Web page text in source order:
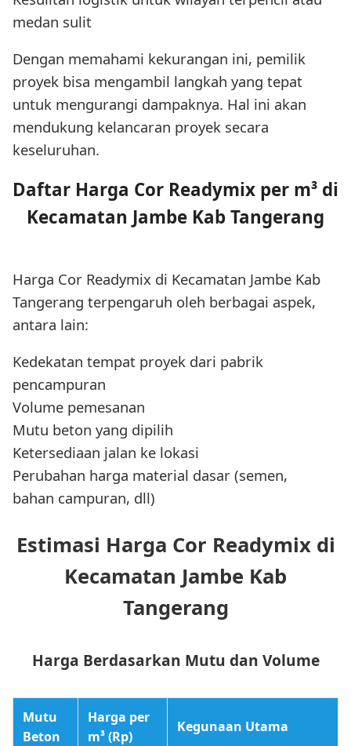
medan sulit
Dengan memahami kekurangan ini, pemilik
proyek bisa mengambil langkah yang tepat
untuk mengurangi dampaknya. Hal ini akan
mendukung kelancaran proyek secara
keseluruhan.
Daftar Harga Cor Readymix per m³ di
Kecamatan Jambe Kab Tangerang
Harga Cor Readymix di Kecamatan Jambe Kab
Tangerang terpengaruh oleh berbagai aspek,
antara lain:
Kedekatan tempat proyek dari pabrik
pencampuran
Volume pemesanan
Mutu beton yang dipilih
Ketersediaan jalan ke lokasi
Perubahan harga material dasar (semen,
bahan campuran, dll)
Estimasi Harga Cor Readymix di
Kecamatan Jambe Kab
Tangerang
Harga Berdasarkan Mutu dan Volume
Mutu
Beton
Harga per
m³ (Rp)
Kegunaan Utama